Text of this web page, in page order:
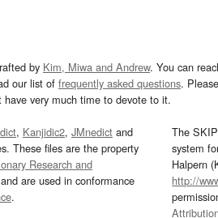
by Kim, Miwa and Andrew. You can
our list of frequently asked questions.
have very much time to devote to it.
, Kanjidic2, JMnedict and
These files are the property
Research and
are used in conformance
.
The
system
Halpern
http://